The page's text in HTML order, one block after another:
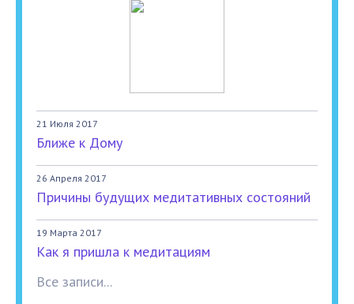
21 Июля 2017
Ближе к Дому
26 Апреля 2017
Причины будущих медитативных состояний
19 Марта 2017
Как я пришла к медитациям
Все записи...